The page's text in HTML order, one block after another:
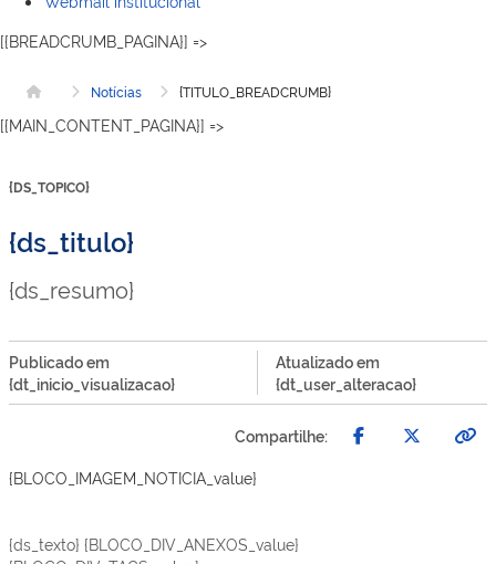
[{BREADCRUMB_PAGINA}] =>
Página inicial
Notícias {TITULO_BREADCRUMB}
[{MAIN_CONTENT_PAGINA}] =>
{DS_TOPICO}
{ds_titulo}
{ds_resumo}
Publicado em
{dt_inicio_visualizacao}
Atualizado em
{dt_user_alteracao}
Compartilhe:
{BLOCO_IMAGEM_NOTICIA_value}
{ds_texto} {BLOCO_DIV_ANEXOS_value}